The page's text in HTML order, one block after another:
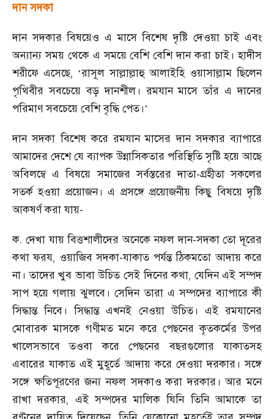
দান সদকা
দান সদকার বিষয়েও এ মাসে বিশেষ দৃষ্টি দেওয়া চাই এবং
অন্যান্য সময় থেকে এ সময়ে বেশি বেশি দান করা চাই। হাদীস
শরীফে এসেছে, ‘রাসূল সাল্লাল্লাহু আলাইহি ওয়াসাল্লাম ছিলেন
পৃথিবীর সবচেয়ে বড় দানশীল। রমযান মাসে তাঁর এ দানের
পরিমাণ সবচেয়ে বেশি বৃদ্ধি পেত।’
দান সদকা বিশেষ করে রমযান মাসের দান সদকার ব্যাপারে
আমাদের দেশে যে ব্যাপক উন্নাসিকতার পরিস্থিতি সৃষ্টি হয়ে আছে
অবিলম্বে এ বিষয়ে সমাজের সর্বস্তরের দাতা-গ্রহীতা সকলের
সতর্ক হওয়া প্রয়োজন। এ প্রসঙ্গে প্রয়োজনীয় কিছু বিষয়ে দৃষ্টি
আকষর্ণ করা যায়-
ক. দেখা যায় বিত্তশালীদের অনেকে নফল দান-সদকা তো দূরের
কথা ফরয, ওয়াজিব সদকা-যাকাত পর্যন্ত ঠিকমতো আদায় করে
না। তাদের খুব ভাবা উচিত সেই দিনের কথা, যেদিন এই সম্পদ
সাপ হয়ে গলায় ঝুলবে। সেদিন তারা এ সম্পদের ব্যাপারে কী
সিদ্ধান্ত নিবে। সিদ্ধান্ত এখনই নেওয়া উচিত। এই রমযানের
মোবারক মাসকে গণীমত মনে করে পেছনের কৃতকর্মের উপর
খালেসভাবে তওবা করে পেছনের বছরগুলোর যাকাতসহ
এবারের যাকাত এই মুহূর্তে আদায় করে দেওয়া দরকার। সঙ্গে
সঙ্গে ক্ষতিপূরণের জন্য নফল সদকাও করা দরকার। আর মনে
রাখা দরকার, এই সম্পদের মালিক যিনি তিনি আমাকে তা